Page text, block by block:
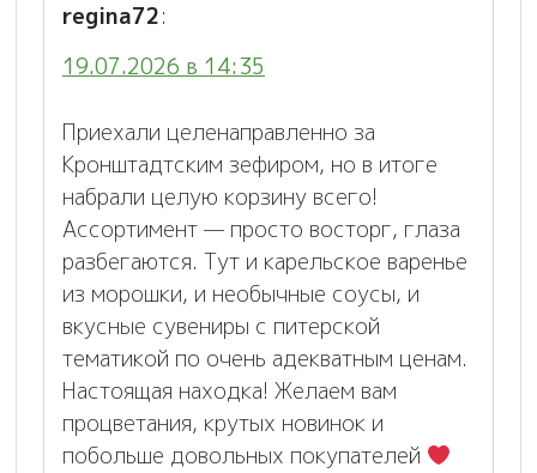
regina72:
19.07.2026 в 14:35
Приехали целенаправленно за
Кронштадтским зефиром, но в итоге
набрали целую корзину всего!
Ассортимент — просто восторг, глаза
разбегаются. Тут и карельское варенье
из морошки, и необычные соусы, и
вкусные сувениры с питерской
тематикой по очень адекватным ценам.
Настоящая находка! Желаем вам
процветания, крутых новинок и
побольше довольных покупателей